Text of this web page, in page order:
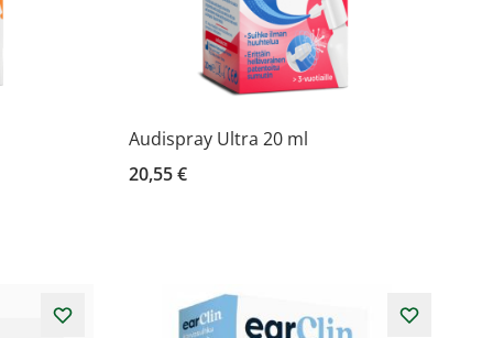
Audispray Ultra 20 ml
20,55 €